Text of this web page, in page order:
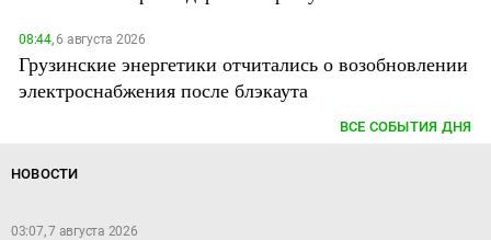
08:44,6 августа 2026
Грузинские энергетики отчитались о возобновлении
электроснабжения после блэкаута
ВСЕ СОБЫТИЯ ДНЯ
НОВОСТИ
03:07, 7 августа 2026